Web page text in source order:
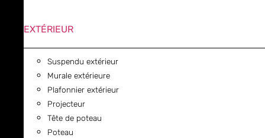
EXTÉRIEUR
Suspendu extérieur
Murale extérieure
Plafonnier extérieur
Projecteur
Tête de poteau
Poteau